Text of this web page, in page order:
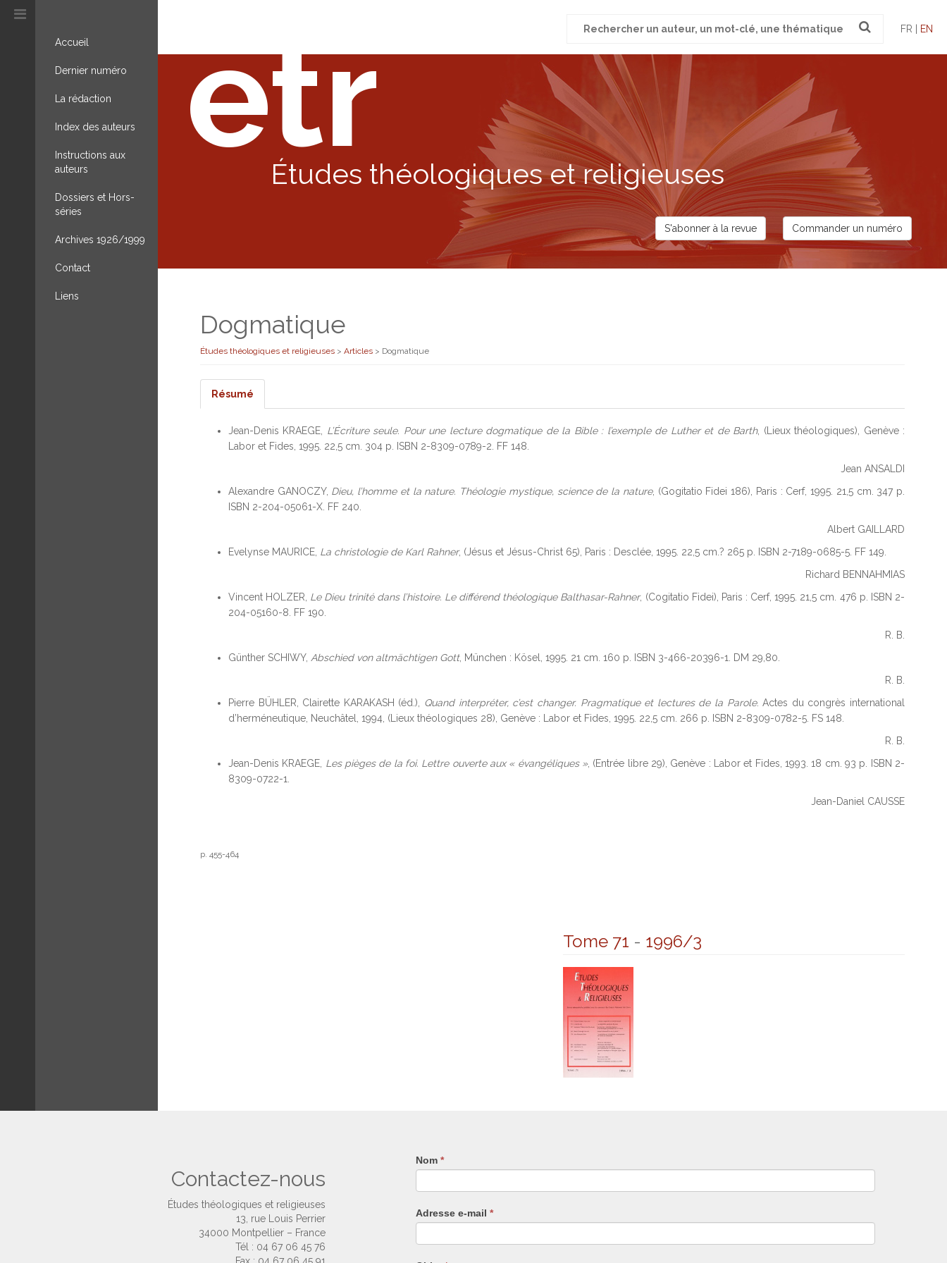
Accueil
Dernier numéro
La rédaction
Index des auteurs
Instructions aux
auteurs
Dossiers et Hors-
séries
Archives 1926/1999
Contact
Liens
pour
FR | EN
etr
Études théologiques et religieuses
S'abonner à la revue Commander un numéro
Dogmatique
Études théologiques et religieuses > Articles > Dogmatique
Résumé
Jean-Denis KRAEGE, L’Écriture seule. Pour une lecture dogmatique de la Bible : l’exemple de Luther et de Barth, (Lieux théologiques), Genève :
Labor et Fides, 1995. 22,5 cm. 304 p. ISBN 2-8309-0789-2. FF 148.
Jean ANSALDI
Alexandre GANOCZY, Dieu, l’homme et la nature. Théologie mystique, science de la nature, (Gogitatio Fidei 186), Paris : Cerf, 1995. 21,5 cm. 347 p.
ISBN 2-204-05061-X. FF 240.
Albert GAILLARD
Evelynse MAURICE, La christologie de Karl Rahner, (Jésus et Jésus-Christ 65), Paris : Desclée, 1995. 22,5 cm.? 265 p. ISBN 2-7189-0685-5. FF 149.
Richard BENNAHMIAS
Vincent HOLZER, Le Dieu trinité dans l’histoire. Le différend théologique Balthasar-Rahner, (Cogitatio Fidei), Paris : Cerf, 1995. 21,5 cm. 476 p. ISBN 2-
204-05160-8. FF 190.
R. B.
Günther SCHIWY, Abschied von altmächtigen Gott, München : Kösel, 1995. 21 cm. 160 p. ISBN 3-466-20396-1. DM 29,80.
R. B.
Pierre BÜHLER, Clairette KARAKASH (éd.), Quand interpréter, c’est changer. Pragmatique et lectures de la Parole. Actes du congrès international
d’herméneutique, Neuchâtel, 1994, (Lieux théologiques 28), Genève : Labor et Fides, 1995. 22,5 cm. 266 p. ISBN 2-8309-0782-5. FS 148.
R. B.
Jean-Denis KRAEGE, Les pièges de la foi. Lettre ouverte aux « évangéliques », (Entrée libre 29), Genève : Labor et Fides, 1993. 18 cm. 93 p. ISBN 2-
8309-0722-1.
Jean-Daniel CAUSSE
p. 455-464
Tome 71 - 1996/3
Contactez-nous
Études théologiques et religieuses
13, rue Louis Perrier
34000 Montpellier – France
Tél : 04 67 06 45 76
Nom *
Adresse e-mail *
Si
vous
êtes
humain,
remplissez